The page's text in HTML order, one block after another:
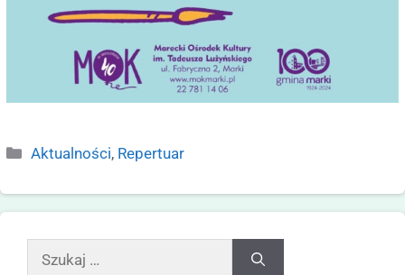
Aktualności, Repertuar